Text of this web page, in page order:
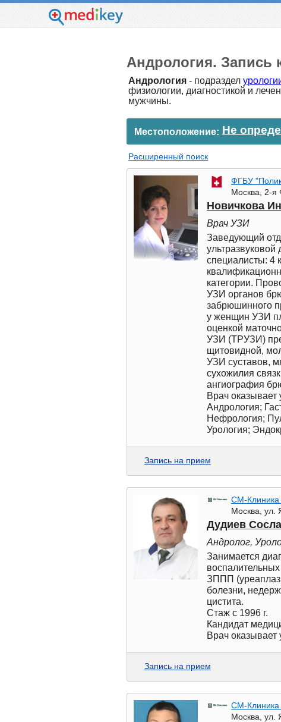
Андрология. Запись
Андрология - подраздел
физиологии, диагностикой и
мужчины.
Местоположение: Не
Расширенный поиск
ФГБУ
Москва, 2-я
Новичкова
Врач УЗИ
Заведующий
специалисты: 4
категории.
УЗИ органов
забрюшинного
у женщин УЗИ
оценкой
УЗИ (ТРУЗИ)
щитовидной,
УЗИ суставов,
сухожилия
ангиография
Врач оказывает
Андрология;
Нефрология;
Урология;
Запись на прием
СМ-Клиника
Москва, ул.
Дудиев
Андролог,
Занимается
ЗППП
болезни,
цистита.
Стаж с 1996 г.
Кандидат
Врач оказывает
Запись на прием
СМ-Клиника
Москва, ул.